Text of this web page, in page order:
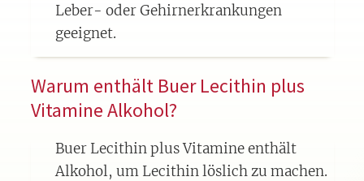
Leber- oder Gehirnerkrankungen
geeignet.
Warum enthält Buer Lecithin plus
Vitamine Alkohol?
Buer Lecithin plus Vitamine enthält
Alkohol, um Lecithin löslich zu machen.